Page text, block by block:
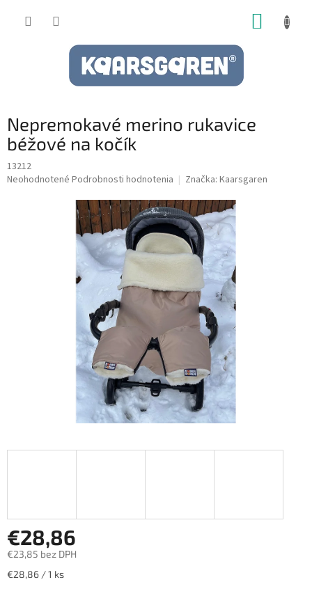
Nepremokavé merino rukavice
béžové na kočík
13212
Priemerné
Neohodnotené Podrobnosti hodnotenia Značka: Kaarsgaren
€28,86
€23,85 bez DPH
Jednotková
€28,86 / 1 ks